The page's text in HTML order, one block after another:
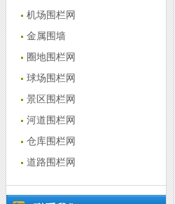
机场围栏网
金属围墙
圈地围栏网
球场围栏网
景区围栏网
河道围栏网
仓库围栏网
道路围栏网